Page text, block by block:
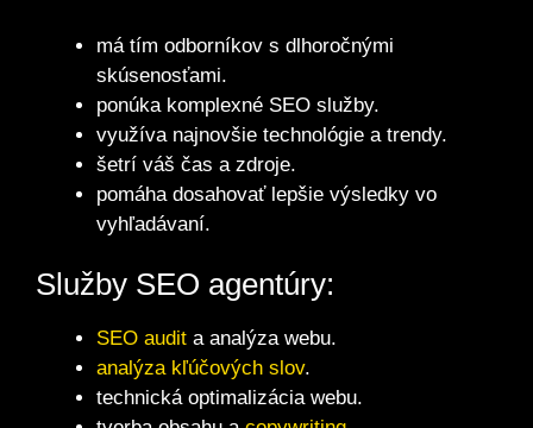
má tím odborníkov s dlhoročnými
skúsenosťami.
ponúka komplexné SEO služby.
využíva najnovšie technológie a trendy.
šetrí váš čas a zdroje.
pomáha dosahovať lepšie výsledky vo
vyhľadávaní.
Služby SEO agentúry:
SEO audit a analýza webu.
analýza kľúčových slov.
technická optimalizácia webu.